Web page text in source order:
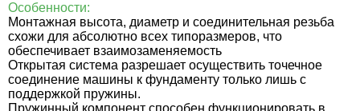
Особенности:
Монтажная высота, диаметр и соединительная резьба
схожи для абсолютно всех типоразмеров, что
обеспечивает взаимозаменяемость
Открытая система разрешает осуществить точечное
соединение машины к фундаменту только лишь с
поддержкой пружины.
Пружинный компонент способен функционировать в